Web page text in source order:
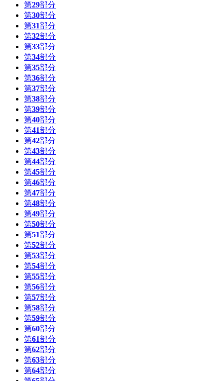
第29部分
第30部分
第31部分
第32部分
第33部分
第34部分
第35部分
第36部分
第37部分
第38部分
第39部分
第40部分
第41部分
第42部分
第43部分
第44部分
第45部分
第46部分
第47部分
第48部分
第49部分
第50部分
第51部分
第52部分
第53部分
第54部分
第55部分
第56部分
第57部分
第58部分
第59部分
第60部分
第61部分
第62部分
第63部分
第64部分